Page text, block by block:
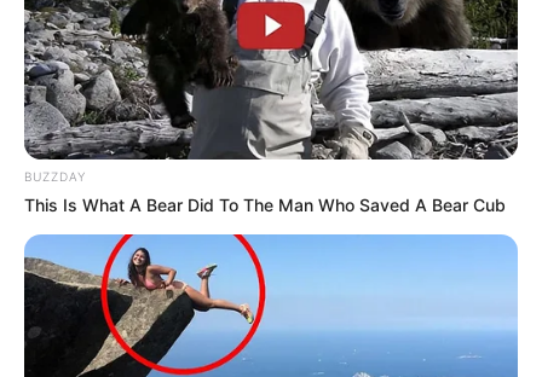
Les partants en lice pour la victoire au
Tiercé Quinté du jour
1 INDIGO DU PERCHE
2 GLOBAL CONCEPT
3 COSMICO POLARE
4 HAMYOT DE BOMO
5 HOLLYWOOD STONE
6 OBLIVION
7 JUST D’ACADIE
8 JUNIOR ANGELE
9 DERBY KRONOS
10 PARKER
BUZZDAY
This Is What A Bear Did To The Man Who Saved A Bear Cub